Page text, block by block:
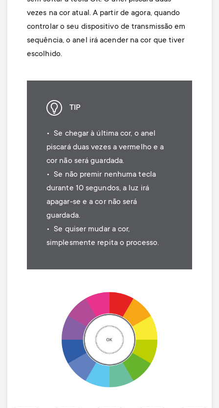
vezes na cor atual. A partir de agora, quando
controlar o seu dispositivo de transmissão em
sequência, o anel irá acender na cor que tiver
escolhido.
TIP
• Se chegar à última cor, o anel
piscará duas vezes a vermelho e a
cor não será guardada.
• Se não premir nenhuma tecla
durante 10 segundos, a luz irá
apagar-se e a cor não será
guardada.
• Se quiser mudar a cor,
simplesmente repita o processo.